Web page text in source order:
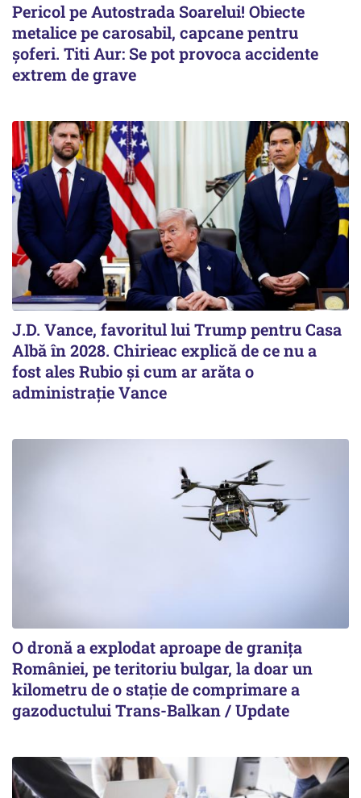
Pericol pe Autostrada Soarelui! Obiecte
metalice pe carosabil, capcane pentru
șoferi. Titi Aur: Se pot provoca accidente
extrem de grave
J.D. Vance, favoritul lui Trump pentru Casa
Albă în 2028. Chirieac explică de ce nu a
fost ales Rubio și cum ar arăta o
administrație Vance
O dronă a explodat aproape de granița
României, pe teritoriu bulgar, la doar un
kilometru de o stație de comprimare a
gazoductului Trans-Balkan / Update